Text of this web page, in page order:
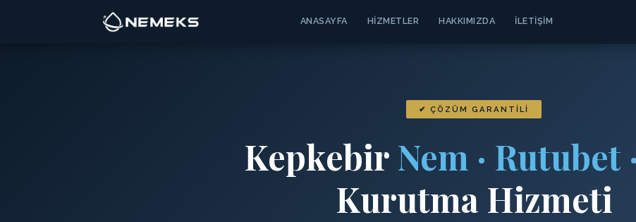
ANASAYFA HIZMETLER HAKKIMIZDA İLETIŞIM
✔ ÇÖZÜM GARANTILI
Kepkebir Nem · Rutubet
Kurutma Hizmeti